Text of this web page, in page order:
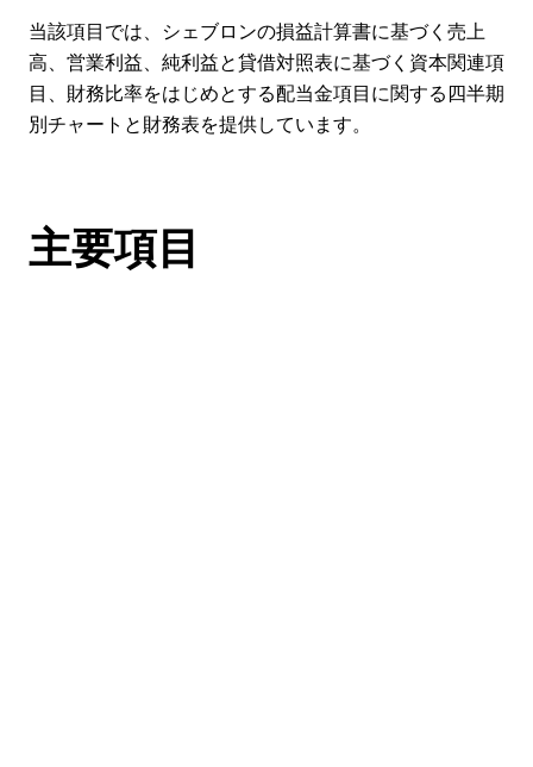
当該項目では、シェブロンの損益計算書に基づく売上
高、営業利益、純利益と貸借対照表に基づく資本関連項
目、財務比率をはじめとする配当金項目に関する四半期
別チャートと財務表を提供しています。
主要項目